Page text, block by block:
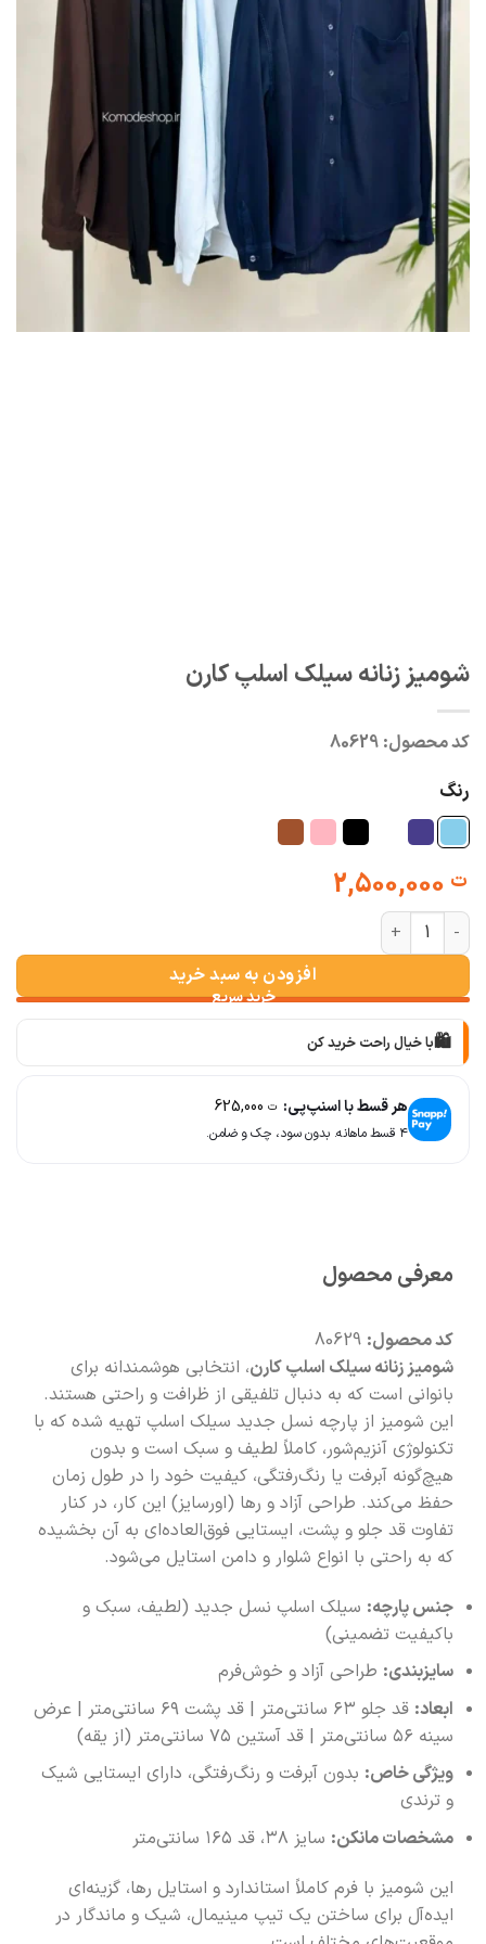
شومیز زنانه سیلک اسلپ کارن
کد محصول:80629
رنگ
ت2,500,000
شومیز زنانه سیلک اسلپ کارن عدد
افزودن به سبد خرید
🛍️با خیال راحت خرید کن
📦
🚚سریع به دستت می‌رسه
هر قسط با اسنپ‌پی: ت625,000
۴ قسط ماهانه. بدون سود، چک و ضامن.
معرفی محصول
کد محصول: 80629
شومیز زنانه سیلک اسلپ کارن، انتخابی هوشمندانه برای
بانوانی است که به دنبال تلفیقی از ظرافت و راحتی هستند.
این شومیز از پارچه نسل جدید سیلک اسلپ تهیه شده که با
تکنولوژی آنزیم‌شور، کاملاً لطیف و سبک است و بدون
هیچ‌گونه آبرفت یا رنگ‌رفتگی، کیفیت خود را در طول زمان
حفظ می‌کند. طراحی آزاد و رها (اورسایز) این کار، در کنار
تفاوت قد جلو و پشت، ایستایی فوق‌العاده‌ای به آن بخشیده
که به راحتی با انواع شلوار و دامن استایل می‌شود.
جنس پارچه:سیلک اسلپ نسل جدید (لطیف، سبک و
باکیفیت تضمینی)
سایزبندی:طراحی آزاد و خوش‌فرم
ابعاد:
قد جلو ۶۳ سانتی‌متر | قد پشت ۶۹ سانتی‌متر | عرض
سینه ۵۶ سانتی‌متر | قد آستین ۷۵ سانتی‌متر (از یقه)
ویژگی خاص:بدون آبرفت و رنگ‌رفتگی، دارای ایستایی شیک
و ترندی
مشخصات مانکن:سایز ۳۸، قد ۱۶۵ سانتی‌متر
این شومیز با فرم کاملاً استاندارد و استایل رها، گزینه‌ای
ایده‌آل برای ساختن یک تیپ مینیمال، شیک و ماندگار در